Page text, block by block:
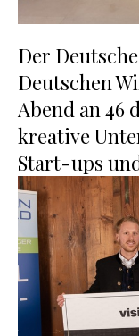
Der
Deutschen
Abend an 46
kreative
Start-ups